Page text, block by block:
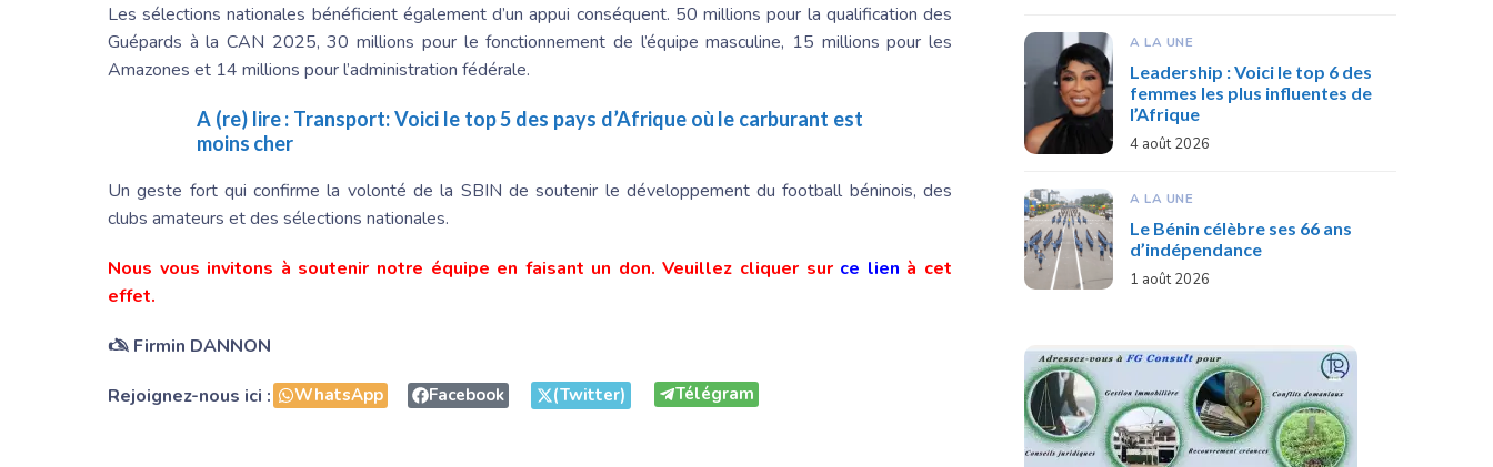
Les sélections nationales bénéficient également d’un appui conséquent. 50 millions pour la qualification des
Guépards à la CAN 2025, 30 millions pour le fonctionnement de l’équipe masculine, 15 millions pour les
Amazones et 14 millions pour l’administration fédérale.
A (re) lire : Transport: Voici le top 5 des pays d’Afrique où le carburant est
moins cher
Un geste fort qui confirme la volonté de la SBIN de soutenir le développement du football béninois, des
clubs amateurs et des sélections nationales.
Nous vous invitons à soutenir notre équipe en faisant un don. Veuillez cliquer sur ce lien à cet
effet.
🖎 Firmin DANNON
Rejoignez-nous ici : WhatsApp Facebook (Twitter) Télégram
A LA UNE
Leadership : Voici le top 6 des
femmes les plus influentes de
l’Afrique
4 août 2026
A LA UNE
Le Bénin célèbre ses 66 ans
d’indépendance
1 août 2026